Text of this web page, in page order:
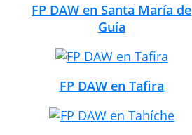
FP DAW en Santa María de
Guía
FP DAW en Tafira